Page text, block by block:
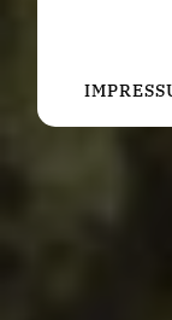
Statistiken
Diese